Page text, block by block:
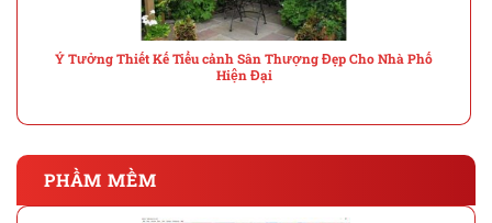
Ý Tưởng Thiết Kế Tiểu cảnh Sân Thượng Đẹp Cho Nhà Phố
Hiện Đại
PHẦM MỀM